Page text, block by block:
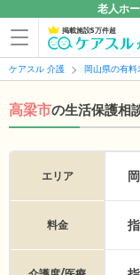
老人ホ
掲載施設5万件超
ケアスル 介護 岡山県の有
高梁市の生活保護相
エリア
料金